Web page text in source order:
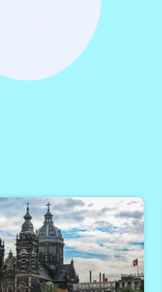
אטרקציות
וסיורים
הפעילויות השוות ביותר